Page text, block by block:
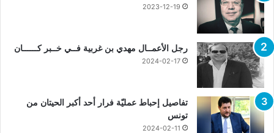
2023-12-19
رجل الأعمــال مهدي بن غربية فــي خــبر كــــــان
2024-02-17
تفاصيل إحباط عمليّة فرار أحد أكبر الحيتان من
تونس
2024-02-11